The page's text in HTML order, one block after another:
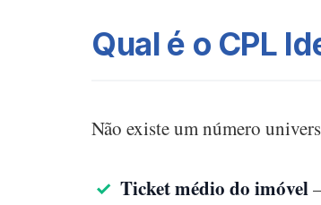
Qual é o CPL
Não existe um número
Ticket médio do imóvel